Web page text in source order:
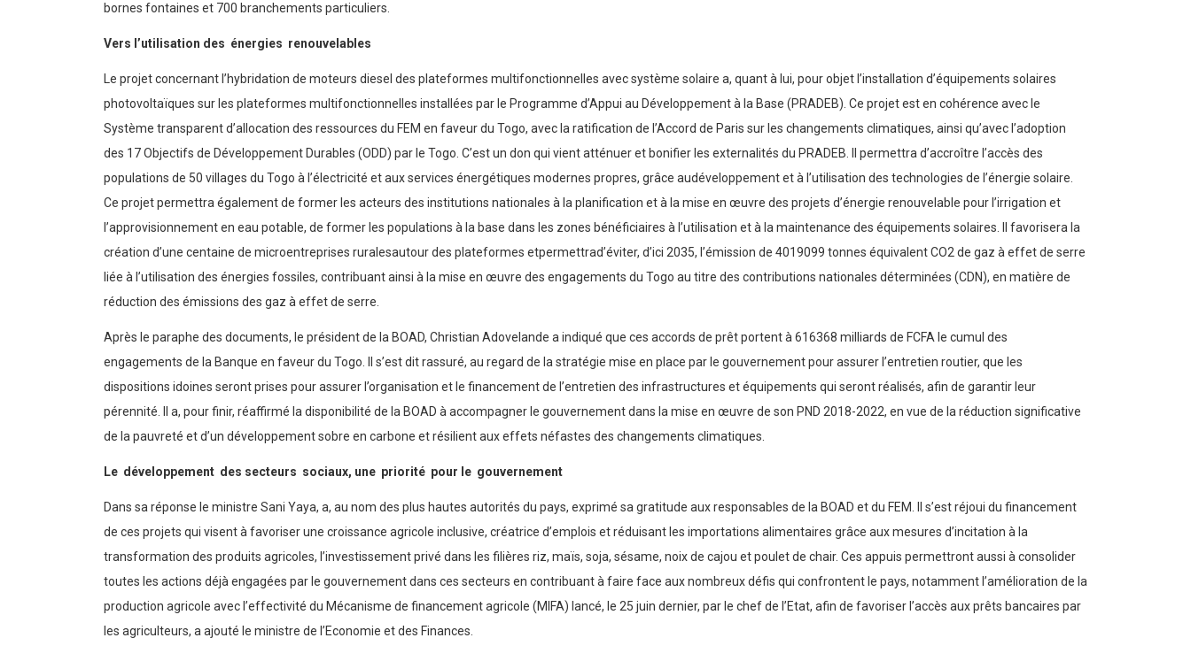
bornes fontaines et 700 branchements particuliers.
Vers l’utilisation des énergies renouvelables
Le projet concernant l’hybridation de moteurs diesel des plateformes multifonctionnelles avec système solaire a, quant à lui, pour objet l’installation d’équipements solaires
photovoltaïques sur les plateformes multifonctionnelles installées par le Programme d’Appui au Développement à la Base (PRADEB). Ce projet est en cohérence avec le
Système transparent d’allocation des ressources du FEM en faveur du Togo, avec la ratification de l’Accord de Paris sur les changements climatiques, ainsi qu’avec l’adoption
des 17 Objectifs de Développement Durables (ODD) par le Togo. C’est un don qui vient atténuer et bonifier les externalités du PRADEB. Il permettra d’accroître l’accès des
populations de 50 villages du Togo à l’électricité et aux services énergétiques modernes propres, grâce audéveloppement et à l’utilisation des technologies de l’énergie solaire.
Ce projet permettra également de former les acteurs des institutions nationales à la planification et à la mise en œuvre des projets d’énergie renouvelable pour l’irrigation et
l’approvisionnement en eau potable, de former les populations à la base dans les zones bénéficiaires à l’utilisation et à la maintenance des équipements solaires. Il favorisera la
création d’une centaine de microentreprises ruralesautour des plateformes etpermettrad’éviter, d’ici 2035, l’émission de 4019099 tonnes équivalent CO2 de gaz à effet de serre
liée à l’utilisation des énergies fossiles, contribuant ainsi à la mise en œuvre des engagements du Togo au titre des contributions nationales déterminées (CDN), en matière de
réduction des émissions des gaz à effet de serre.
Après le paraphe des documents, le président de la BOAD, Christian Adovelande a indiqué que ces accords de prêt portent à 616368 milliards de FCFA le cumul des
engagements de la Banque en faveur du Togo. Il s’est dit rassuré, au regard de la stratégie mise en place par le gouvernement pour assurer l’entretien routier, que les
dispositions idoines seront prises pour assurer l’organisation et le financement de l’entretien des infrastructures et équipements qui seront réalisés, afin de garantir leur
pérennité. Il a, pour finir, réaffirmé la disponibilité de la BOAD à accompagner le gouvernement dans la mise en œuvre de son PND 2018-2022, en vue de la réduction significative
de la pauvreté et d’un développement sobre en carbone et résilient aux effets néfastes des changements climatiques.
Le développement des secteurs sociaux, une priorité pour le gouvernement
Dans sa réponse le ministre Sani Yaya, a, au nom des plus hautes autorités du pays, exprimé sa gratitude aux responsables de la BOAD et du FEM. Il s’est réjoui du financement
de ces projets qui visent à favoriser une croissance agricole inclusive, créatrice d’emplois et réduisant les importations alimentaires grâce aux mesures d’incitation à la
transformation des produits agricoles, l’investissement privé dans les filières riz, maïs, soja, sésame, noix de cajou et poulet de chair. Ces appuis permettront aussi à consolider
toutes les actions déjà engagées par le gouvernement dans ces secteurs en contribuant à faire face aux nombreux défis qui confrontent le pays, notamment l’amélioration de la
production agricole avec l’effectivité du Mécanisme de financement agricole (MIFA) lancé, le 25 juin dernier, par le chef de l’Etat, afin de favoriser l’accès aux prêts bancaires par
les agriculteurs, a ajouté le ministre de l’Economie et des Finances.